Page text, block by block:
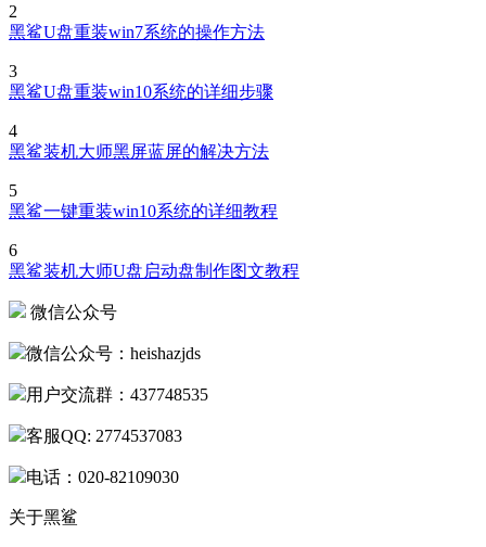
2
黑鲨U盘重装win7系统的操作方法
3
黑鲨U盘重装win10系统的详细步骤
4
黑鲨装机大师黑屏蓝屏的解决方法
5
黑鲨一键重装win10系统的详细教程
6
黑鲨装机大师U盘启动盘制作图文教程
微信公众号
微信公众号：heishazjds
用户交流群：437748535
客服QQ: 2774537083
电话：020-82109030
关于黑鲨